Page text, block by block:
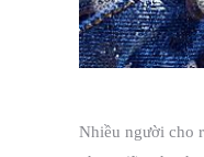
Nhiều người cho